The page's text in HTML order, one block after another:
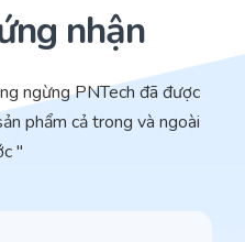
nhận
ngừng PNTech đã được
phẩm cả trong và ngoài
"